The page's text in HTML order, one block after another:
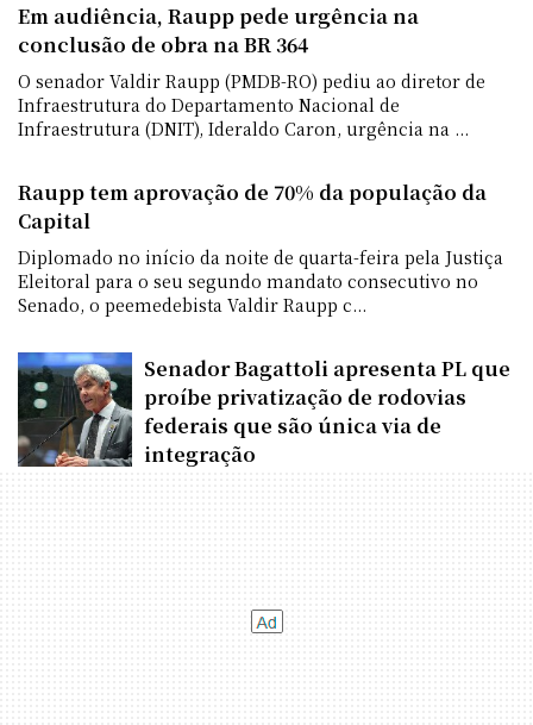
Em audiência, Raupp pede urgência na
conclusão de obra na BR 364
O senador Valdir Raupp (PMDB-RO) pediu ao diretor de
Infraestrutura do Departamento Nacional de
Infraestrutura (DNIT), Ideraldo Caron, urgência na ...
Raupp tem aprovação de 70% da população da
Capital
Diplomado no início da noite de quarta-feira pela Justiça
Eleitoral para o seu segundo mandato consecutivo no
Senado, o peemedebista Valdir Raupp c...
Senador Bagattoli apresenta PL que
proíbe privatização de rodovias
federais que são única via de
integração